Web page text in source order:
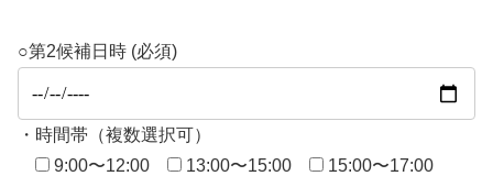
○第2候補日時 (必須)
・時間帯（複数選択可）
9:00〜12:00
13:00〜15:00
15:00〜17:00